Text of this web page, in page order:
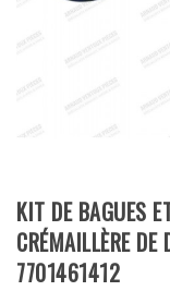
KIT DE BAGUES
CRÉMAILLÈRE
7701461412